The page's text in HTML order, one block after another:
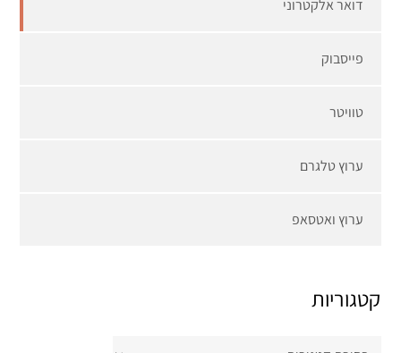
דואר אלקטרוני
פייסבוק
טוויטר
ערוץ טלגרם
ערוץ ואטסאפ
קטגוריות